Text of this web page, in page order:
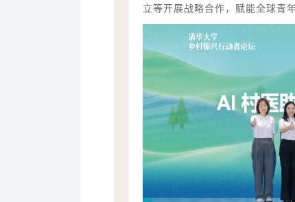
立等开展战略合作，赋能全球青